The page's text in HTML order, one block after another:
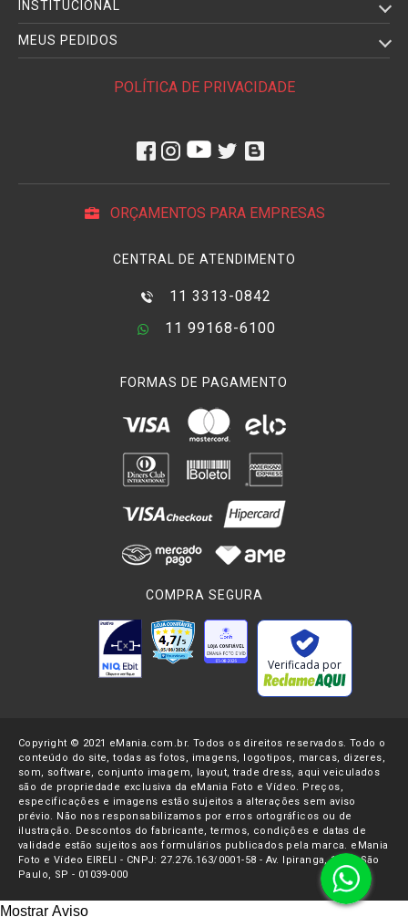
INSTITUCIONAL
MEUS PEDIDOS
POLÍTICA DE PRIVACIDADE
ORÇAMENTOS PARA EMPRESAS
CENTRAL DE ATENDIMENTO
11 3313-0842
11 99168-6100
FORMAS DE PAGAMENTO
COMPRA SEGURA
Verificada por
Copyright © 2021 eMania.com.br. Todos os direitos reservados. Todo o
conteúdo do site, todas as fotos, imagens, logotipos, marcas, dizeres,
som, software, conjunto imagem, layout, trade dress, aqui veiculados
são de propriedade exclusiva da eMania Foto e Vídeo. Preços,
especificações e imagens estão sujeitos a alterações sem aviso
prévio. Não nos responsabilizamos por erros ortográficos ou de
ilustração. Descontos do fabricante, termos, condições e datas de
validade estão sujeitos aos formulários publicados pela marca. eMania
Foto e Vídeo EIRELI - CNPJ: 27.276.163/0001-58 - Av. Ipiranga, 1107- São
Paulo, SP - 01039-000
Mostrar Aviso